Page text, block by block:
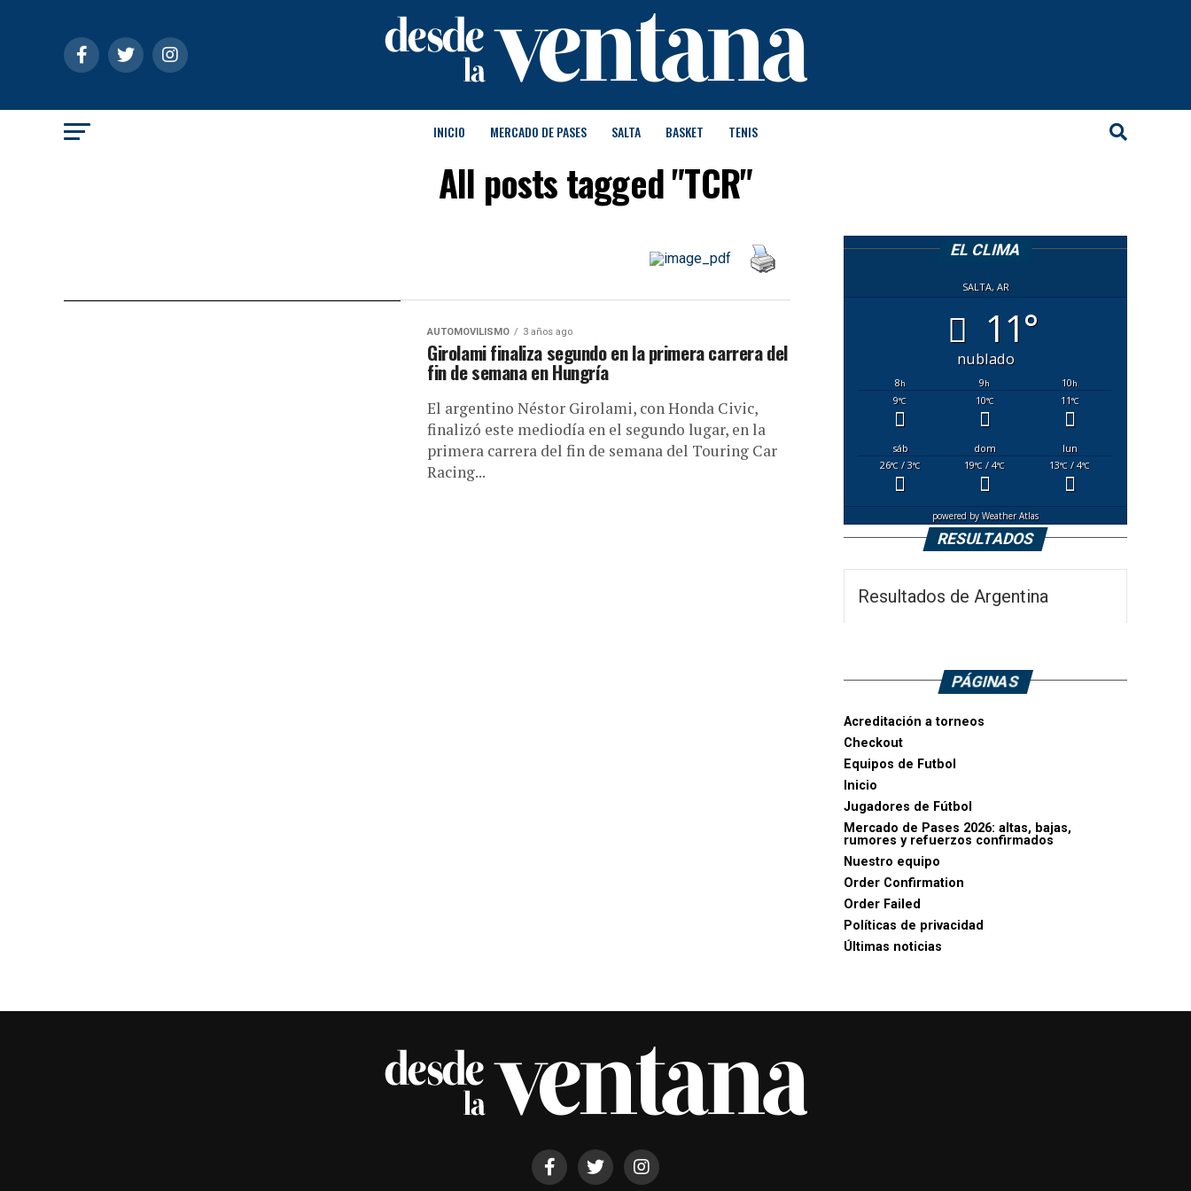
INICIO MERCADO DE PASES SALTA BASKET TENIS
All posts tagged "TCR"
AUTOMOVILISMO 3 años ago
Girolami finaliza segundo en la primera carrera del
fin de semana en Hungría
El argentino Néstor Girolami, con Honda Civic,
finalizó este mediodía en el segundo lugar, en la
primera carrera del fin de semana del Touring Car
Racing...
EL CLIMA
SALTA, AR
11°
nublado
8h 9h 10h
9°C 10°C 11°C
sáb dom
lun
26°C/ 3°C 19°C / 4°C 13°C / 4°C
powered byWeather Atlas
RESULTADOS
Resultados de Argentina
PÁGINAS
Acreditación a torneos
Checkout
Equipos de Futbol
Inicio
Jugadores de Fútbol
Mercado de Pases 2026: altas, bajas,
rumores y refuerzos confirmados
Nuestro equipo
Order Confirmation
Order Failed
Políticas de privacidad
Últimas noticias